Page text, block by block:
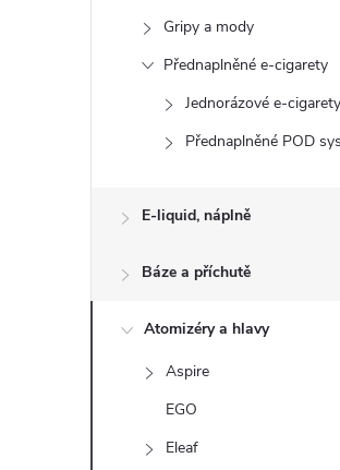
a
Gripy a mody
Přednaplněné e-cigarety
Jednorázové e-cigarety
Přednaplněné POD
E-liquid, náplně
Báze a příchutě
Atomizéry a hlavy
Aspire
EGO
Eleaf